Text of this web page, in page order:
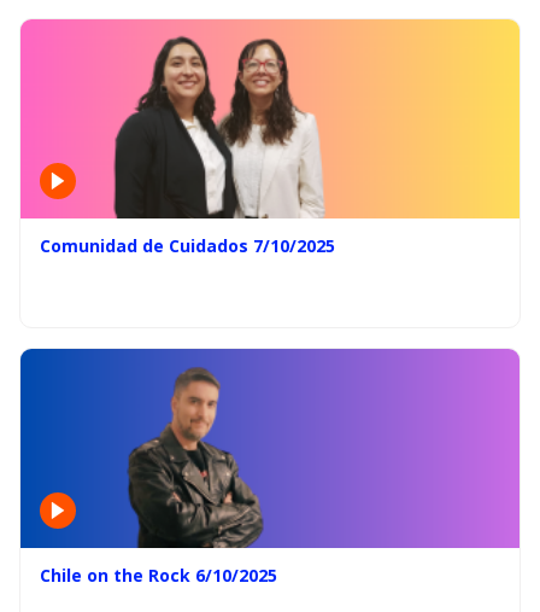
Comunidad de Cuidados 7/10/2025
Chile on the Rock 6/10/2025